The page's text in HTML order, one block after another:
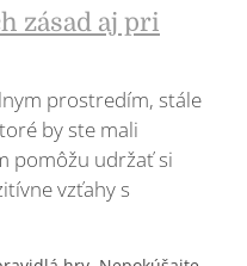
zásad aj pri
prostredím, stále
by ste mali
pomôžu udržať si
vzťahy s